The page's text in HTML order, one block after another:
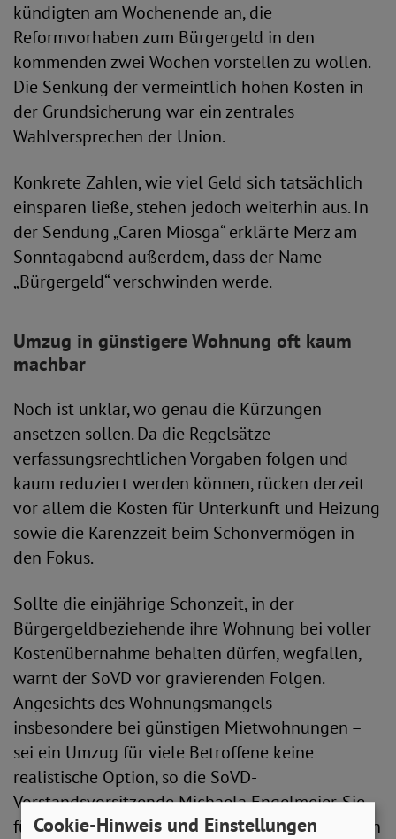
kündigten am Wochenende an, die
Reformvorhaben zum Bürgergeld in den
kommenden zwei Wochen vorstellen zu wollen.
Die Senkung der vermeintlich hohen Kosten in
der Grundsicherung war ein zentrales
Wahlversprechen der Union.
Konkrete Zahlen, wie viel Geld sich tatsächlich
einsparen ließe, stehen jedoch weiterhin aus. In
der Sendung „Caren Miosga“ erklärte Merz am
Sonntagabend außerdem, dass der Name
„Bürgergeld“ verschwinden werde.
Umzug in günstigere Wohnung oft kaum
machbar
Noch ist unklar, wo genau die Kürzungen
ansetzen sollen. Da die Regelsätze
verfassungsrechtlichen Vorgaben folgen und
kaum reduziert werden können, rücken derzeit
vor allem die Kosten für Unterkunft und Heizung
sowie die Karenzzeit beim Schonvermögen in
den Fokus.
Sollte die einjährige Schonzeit, in der
Bürgergeldbeziehende ihre Wohnung bei voller
Kostenübernahme behalten dürfen, wegfallen,
warnt der SoVD vor gravierenden Folgen.
Angesichts des Wohnungsmangels –
insbesondere bei günstigen Mietwohnungen –
sei ein Umzug für viele Betroffene keine
realistische Option, so die SoVD-
Vorstandsvorsitzende Michaela Engelmeier. Sie
führt weiter aus: „Das Jobcenter übernimmt dann
Cookie-Hinweis und Einstellungen